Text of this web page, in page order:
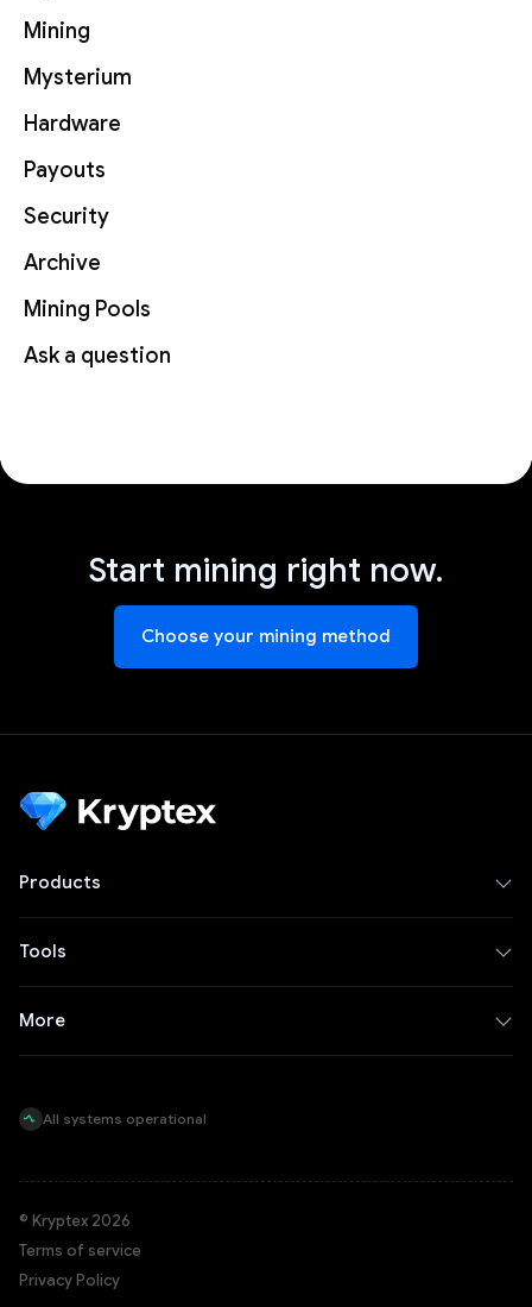
Mining
Mysterium
Hardware
Payouts
Security
Archive
Mining Pools
Ask a question
Start mining right now.
Choose your mining method
Products
Tools
More
All systems operational
© Kryptex 2026
Terms of service
Privacy Policy